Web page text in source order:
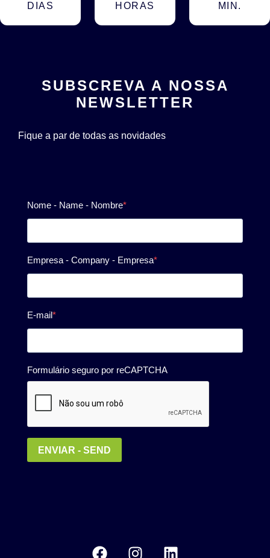
DIAS HORAS MIN.
SUBSCREVA A NOSSA
NEWSLETTER
Fique a par de todas as novidades